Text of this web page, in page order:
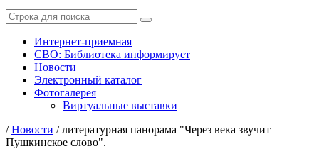
Интернет-приемная
СВО: Библиотека информирует
Новости
Электронный каталог
Фотогалерея
Виртуальные выставки
/Новости /литературная панорама "Через века звучит
Пушкинское слово".